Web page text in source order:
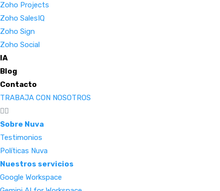
Zoho Projects
Zoho SalesIQ
Zoho Sign
Zoho Social
IA
Blog
Contacto
TRABAJA CON NOSOTROS
Sobre Nuva
Testimonios
Políticas Nuva
Nuestros servicios
Google Workspace